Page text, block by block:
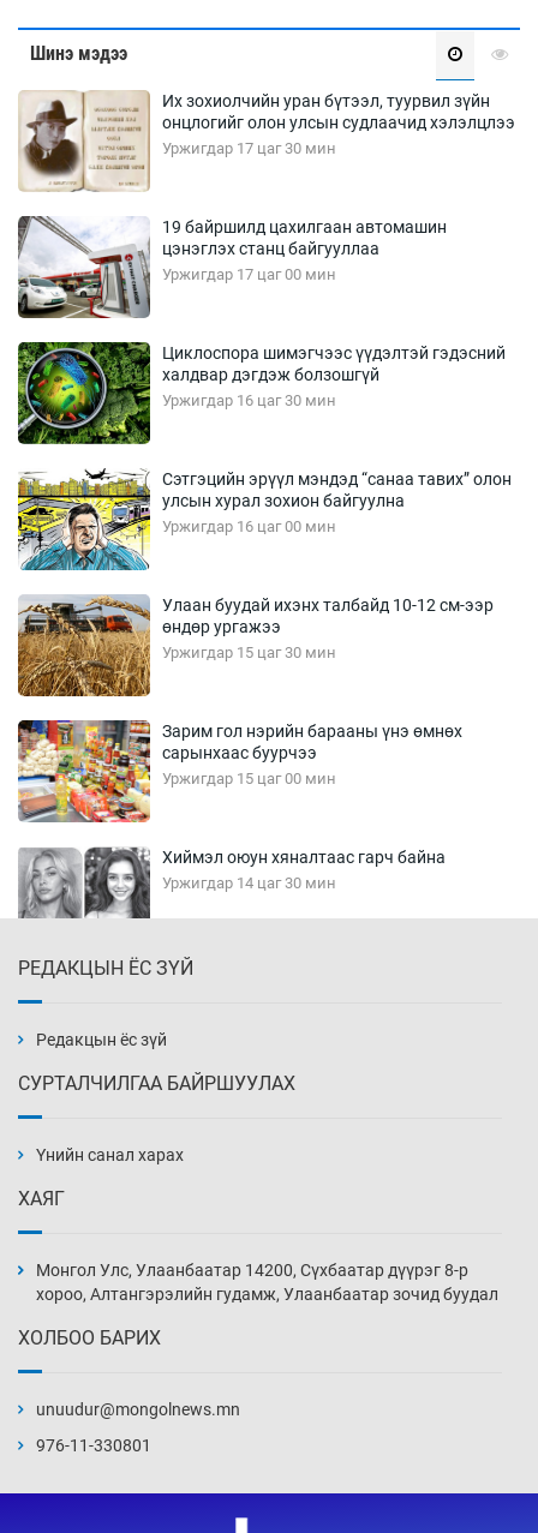
Шинэ мэдээ
Их зохиолчийн уран бүтээл, туурвил зүйн
онцлогийг олон улсын судлаачид хэлэлцлээ
Уржигдар 17 цаг 30 мин
19 байршилд цахилгаан автомашин
цэнэглэх станц байгууллаа
Уржигдар 17 цаг 00 мин
Циклоспора шимэгчээс үүдэлтэй гэдэсний
халдвар дэгдэж болзошгүй
Уржигдар 16 цаг 30 мин
Сэтгэцийн эрүүл мэндэд “санаа тавих” олон
улсын хурал зохион байгуулна
Уржигдар 16 цаг 00 мин
Улаан буудай ихэнх талбайд 10-12 см-ээр
өндөр ургажээ
Уржигдар 15 цаг 30 мин
Зарим гол нэрийн барааны үнэ өмнөх
сарынхаас буурчээ
Уржигдар 15 цаг 00 мин
Хиймэл оюун хяналтаас гарч байна
Уржигдар 14 цаг 30 мин
Уржигдар 14 цаг 00 мин
нэмэгджээ
Уржигдар 13 цаг 30 мин
Уржигдар 13 цаг 00 мин
РЕДАКЦЫН ЁС ЗҮЙ
Редакцын ёс зүй
СУРТАЛЧИЛГАА БАЙРШУУЛАХ
Үнийн санал харах
ХАЯГ
Монгол Улс, Улаанбаатар 14200, Сүхбаатар дүүрэг 8-р
хороо, Алтангэрэлийн гудамж, Улаанбаатар зочид буудал
ХОЛБОО БАРИХ
unuudur@mongolnews.mn
976-11-330801